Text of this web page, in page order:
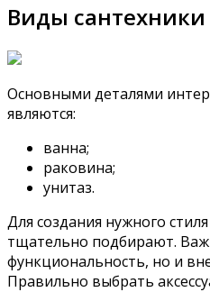
Виды
Основными деталями
являются:
ванна;
раковина;
унитаз.
Для создания нужного
тщательно подбирают.
функциональность, но и
Правильно выбрать